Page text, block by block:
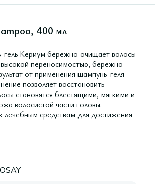
400 мл
Кериум бережно очищает волосы
переносимостью, бережно
от применения шампунь-геля
позволяет восстановить
становятся блестящими, мягкими и
волосистой части головы.
средствам для достижения